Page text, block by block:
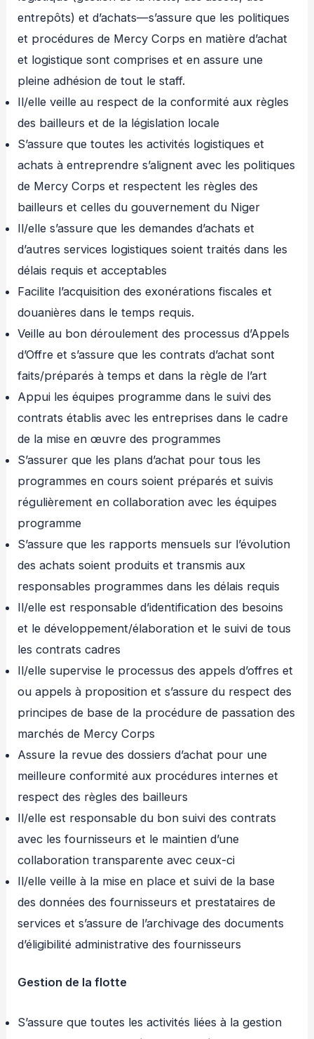
entrepôts) et d’achats—s’assure que les politiques
et procédures de Mercy Corps en matière d’achat
et logistique sont comprises et en assure une
pleine adhésion de tout le staff.
Il/elle veille au respect de la conformité aux règles
des bailleurs et de la législation locale
S’assure que toutes les activités logistiques et
achats à entreprendre s’alignent avec les politiques
de Mercy Corps et respectent les règles des
bailleurs et celles du gouvernement du Niger
Il/elle s’assure que les demandes d’achats et
d’autres services logistiques soient traités dans les
délais requis et acceptables
Facilite l’acquisition des exonérations fiscales et
douanières dans le temps requis.
Veille au bon déroulement des processus d’Appels
d’Offre et s’assure que les contrats d’achat sont
faits/préparés à temps et dans la règle de l’art
Appui les équipes programme dans le suivi des
contrats établis avec les entreprises dans le cadre
de la mise en œuvre des programmes
S’assurer que les plans d’achat pour tous les
programmes en cours soient préparés et suivis
régulièrement en collaboration avec les équipes
programme
S’assure que les rapports mensuels sur l’évolution
des achats soient produits et transmis aux
responsables programmes dans les délais requis
Il/elle est responsable d’identification des besoins
et le développement/élaboration et le suivi de tous
les contrats cadres
Il/elle supervise le processus des appels d’offres et
ou appels à proposition et s’assure du respect des
principes de base de la procédure de passation des
marchés de Mercy Corps
Assure la revue des dossiers d’achat pour une
meilleure conformité aux procédures internes et
respect des règles des bailleurs
Il/elle est responsable du bon suivi des contrats
avec les fournisseurs et le maintien d’une
collaboration transparente avec ceux-ci
Il/elle veille à la mise en place et suivi de la base
des données des fournisseurs et prestataires de
services et s’assure de l’archivage des documents
d’éligibilité administrative des fournisseurs
Gestion de la flotte
S’assure que toutes les activités liées à la gestion